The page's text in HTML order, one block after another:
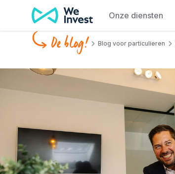
Ga naar de inhoud
Onze diensten
De blog! Blog voor particulieren